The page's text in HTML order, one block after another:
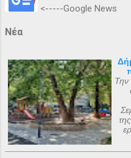
<-----Google News
Νέα
Την